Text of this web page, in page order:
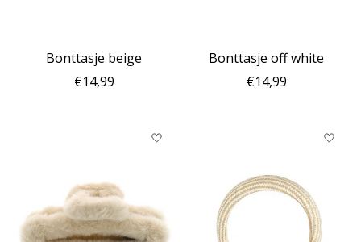
Bonttasje beige
€14,99
Bonttasje off white
€14,99